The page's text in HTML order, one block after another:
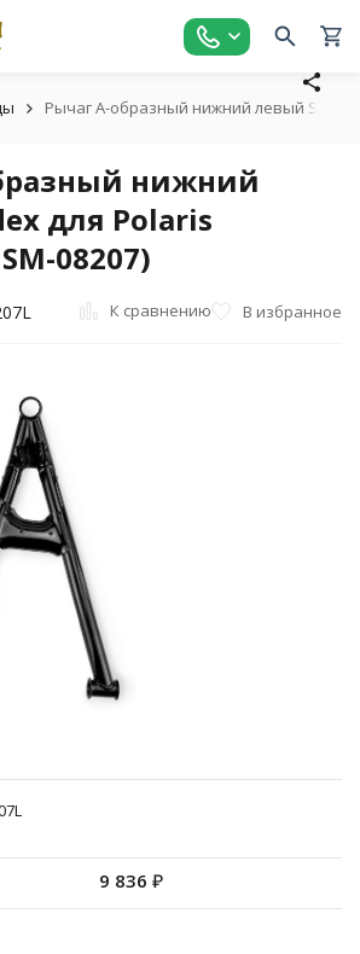
Рычаг А-образный нижний левый Sledex
нижний
для Polaris
08207)
К сравнению В избранное
9 836 ₽